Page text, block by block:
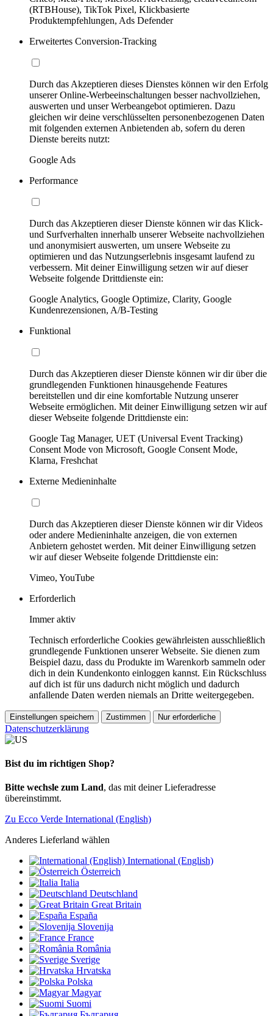
(RTBHouse), TikTok Pixel, Klickbasierte
Produktempfehlungen, Ads Defender
Erweitertes Conversion-Tracking
Durch das Akzeptieren dieses Dienstes können wir den Erfolg
unserer Online-Werbeeinschaltungen besser nachvollziehen,
auswerten und unser Werbeangebot optimieren. Dazu
gleichen wir deine verschlüsselten personenbezogenen Daten
mit folgenden externen Anbietenden ab, sofern du deren
Dienste bereits nutzt:
Google Ads
Performance
Durch das Akzeptieren dieser Dienste können wir das Klick-
und Surfverhalten innerhalb unserer Webseite nachvollziehen
und anonymisiert auswerten, um unsere Webseite zu
optimieren und das Nutzungserlebnis insgesamt laufend zu
verbessern. Mit deiner Einwilligung setzen wir auf dieser
Webseite folgende Drittdienste ein:
Google Analytics, Google Optimize, Clarity, Google
Kundenrezensionen, A/B-Testing
Funktional
Durch das Akzeptieren dieser Dienste können wir dir über die
grundlegenden Funktionen hinausgehende Features
bereitstellen und dir eine komfortable Nutzung unserer
Webseite ermöglichen. Mit deiner Einwilligung setzen wir auf
dieser Webseite folgende Drittdienste ein:
Google Tag Manager, UET (Universal Event Tracking)
Consent Mode von Microsoft, Google Consent Mode,
Klarna, Freshchat
Externe Medieninhalte
Durch das Akzeptieren dieser Dienste können wir dir Videos
oder andere Medieninhalte anzeigen, die von externen
Anbietern gehostet werden. Mit deiner Einwilligung setzen
wir auf dieser Webseite folgende Drittdienste ein:
Vimeo, YouTube
Erforderlich
Immer aktiv
Technisch erforderliche Cookies gewährleisten ausschließlich
grundlegende Funktionen unserer Webseite. Sie dienen zum
Beispiel dazu, dass du Produkte im Warenkorb sammeln oder
dich in dein Kundenkonto einloggen kannst. Ein Rückschluss
auf dich ist für uns dadurch nicht möglich und dadurch
anfallende Daten werden niemals an Dritte weitergegeben.
Einstellungen speichern Zustimmen Nur erforderliche
Datenschutzerklärung
Bist du im richtigen Shop?
Bitte wechsle zum Land, das mit deiner Lieferadresse
übereinstimmt.
Zu Ecco Verde International (English)
Anderes Lieferland wählen
International (English)
Österreich
Italia
Deutschland
Great Britain
España
Slovenija
France
România
Sverige
Hrvatska
Polska
Magyar
Suomi